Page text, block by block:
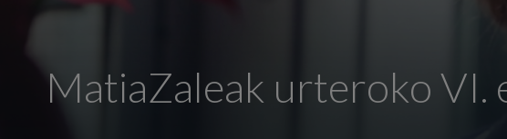
MatiaZaleak urteroko VI.